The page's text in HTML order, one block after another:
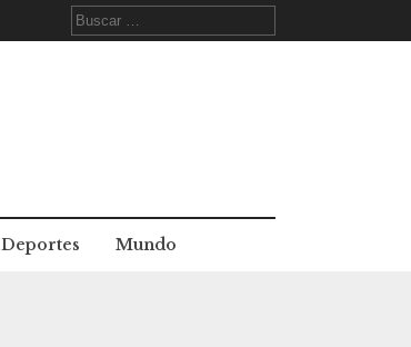
Buscar:
Deportes Mundo